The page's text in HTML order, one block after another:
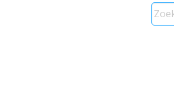
Zoeken
naar: